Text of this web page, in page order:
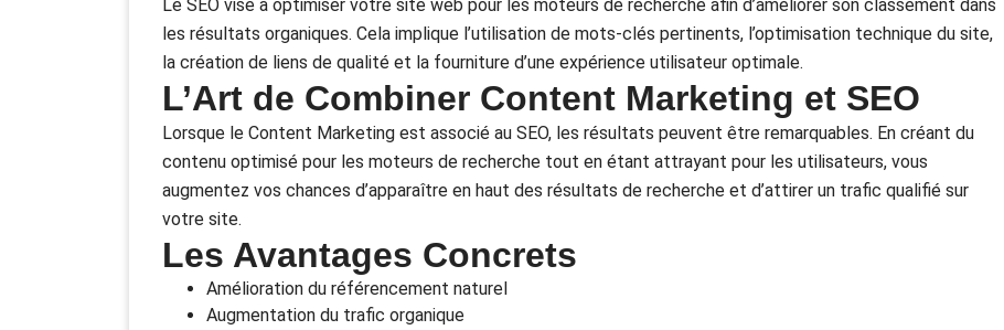
Le SEO vise à optimiser votre site web pour les moteurs de recherche afin d’améliorer son classement dans
les résultats organiques. Cela implique l’utilisation de mots-clés pertinents, l’optimisation technique du site,
la création de liens de qualité et la fourniture d’une expérience utilisateur optimale.
L’Art de Combiner Content Marketing et SEO
Lorsque le Content Marketing est associé au SEO, les résultats peuvent être remarquables. En créant du
contenu optimisé pour les moteurs de recherche tout en étant attrayant pour les utilisateurs, vous
augmentez vos chances d’apparaître en haut des résultats de recherche et d’attirer un trafic qualifié sur
votre site.
Les Avantages Concrets
Amélioration du référencement naturel
Augmentation du trafic organique